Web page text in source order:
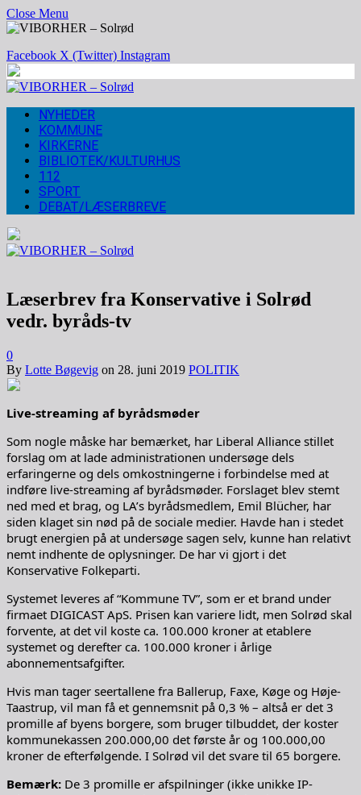
Close Menu
Facebook X (Twitter) Instagram
NYHEDER
KOMMUNE
KIRKERNE
BIBLIOTEK/KULTURHUS
112
SPORT
DEBAT/LÆSERBREVE
Læserbrev fra Konservative i Solrød
vedr. byråds-tv
0
By Lotte Bøgevig on 28. juni 2019 POLITIK
Live-streaming af byrådsmøder
Som nogle måske har bemærket, har Liberal Alliance stillet
forslag om at lade administrationen undersøge dels
erfaringerne og dels omkostningerne i forbindelse med at
indføre live-streaming af byrådsmøder. Forslaget blev stemt
ned med et brag, og LA’s byrådsmedlem, Emil Blücher, har
siden klaget sin nød på de sociale medier. Havde han i stedet
brugt energien på at undersøge sagen selv, kunne han relativt
nemt indhente de oplysninger. De har vi gjort i det
Konservative Folkeparti.
Systemet leveres af “Kommune TV”, som er et brand under
firmaet DIGICAST ApS. Prisen kan variere lidt, men Solrød skal
forvente, at det vil koste ca. 100.000 kroner at etablere
systemet og derefter ca. 100.000 kroner i årlige
abonnementsafgifter.
Hvis man tager seertallene fra Ballerup, Faxe, Køge og Høje-
Taastrup, vil man få et gennemsnit på 0,3 % – altså er det 3
promille af byens borgere, som bruger tilbuddet, der koster
kommunekassen 200.000,00 det første år og 100.000,00
kroner de efterfølgende. I Solrød vil det svare til 65 borgere.
Bemærk: De 3 promille er afspilninger (ikke unikke IP-